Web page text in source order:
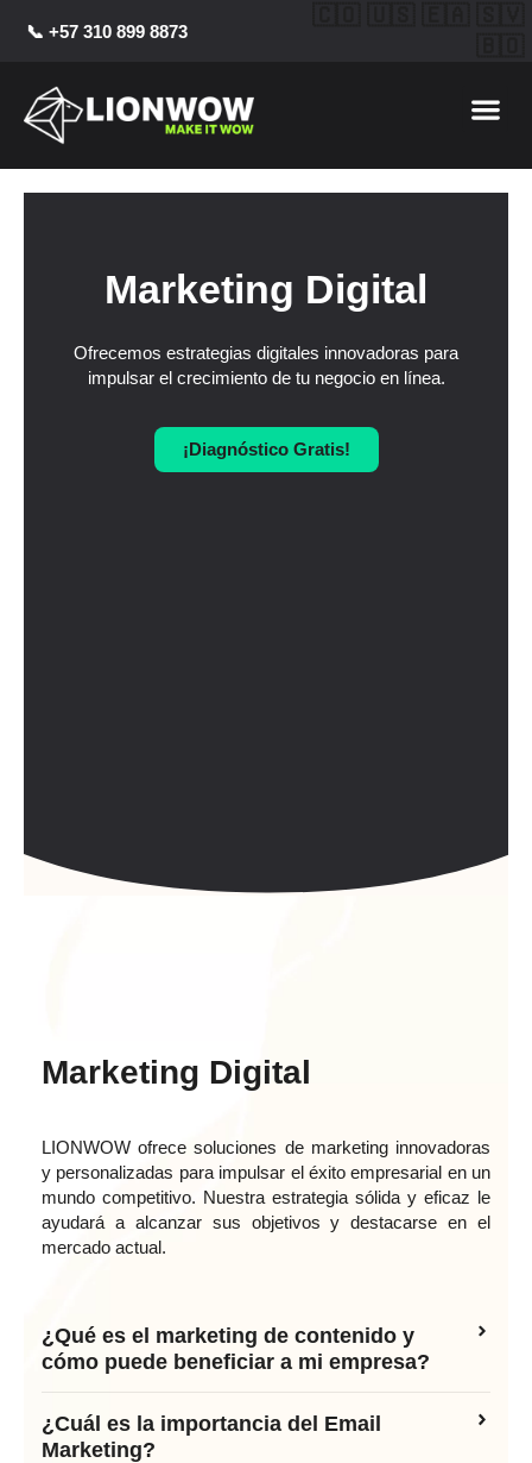
📞 +57 310 899 8873
Marketing Digital
Ofrecemos estrategias digitales innovadoras para
impulsar el crecimiento de tu negocio en línea.
¡Diagnóstico Gratis!
Marketing Digital
LIONWOW ofrece soluciones de marketing innovadoras
y personalizadas para impulsar el éxito empresarial en un
mundo competitivo. Nuestra estrategia sólida y eficaz le
ayudará a alcanzar sus objetivos y destacarse en el
mercado actual.
¿Qué es el marketing de contenido y
cómo puede beneficiar a mi empresa?
¿Cuál es la importancia del Email
Marketing?